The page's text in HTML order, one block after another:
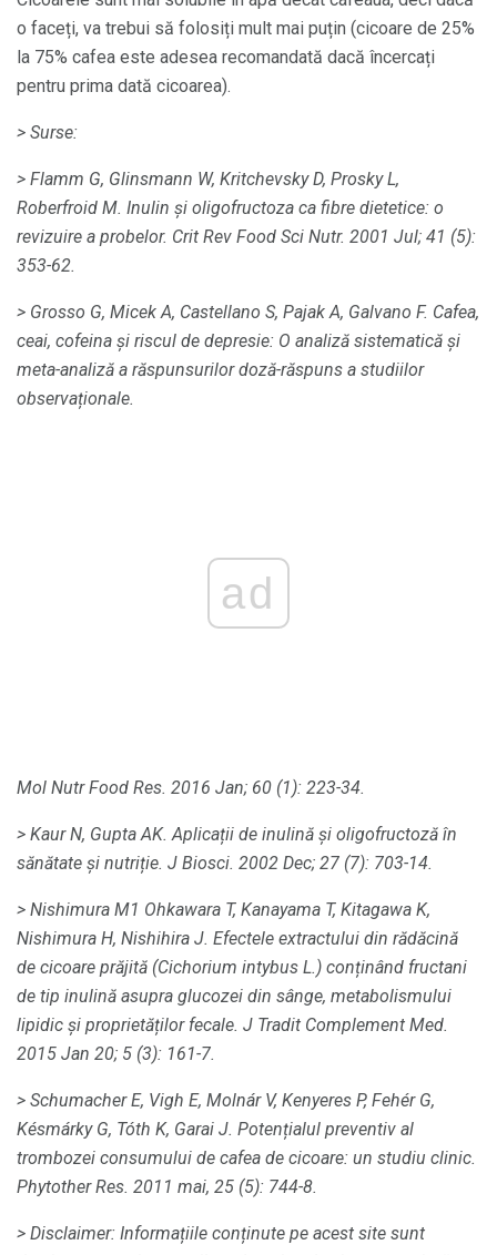
o faceți, va trebui să folosiți mult mai puțin (cicoare de 25%
la 75% cafea este adesea recomandată dacă încercați
pentru prima dată cicoarea).
> Surse:
> Flamm G, Glinsmann W, Kritchevsky D, Prosky L,
Roberfroid M. Inulin și oligofructoza ca fibre dietetice: o
revizuire a probelor. Crit Rev Food Sci Nutr. 2001 Jul; 41 (5):
353-62.
> Grosso G, Micek A, Castellano S, Pajak A, Galvano F. Cafea,
ceai, cofeina și riscul de depresie: O analiză sistematică și
meta-analiză a răspunsurilor doză-răspuns a studiilor
observaționale.
ad
Mol Nutr Food Res. 2016 Jan; 60 (1): 223-34.
> Kaur N, Gupta AK. Aplicații de inulină și oligofructoză în
sănătate și nutriție. J Biosci. 2002 Dec; 27 (7): 703-14.
> Nishimura M1 Ohkawara T, Kanayama T, Kitagawa K,
Nishimura H, Nishihira J. Efectele extractului din rădăcină
de cicoare prăjită (Cichorium intybus L.) conținând fructani
de tip inulină asupra glucozei din sânge, metabolismului
lipidic și proprietăților fecale. J Tradit Complement Med.
2015 Jan 20; 5 (3): 161-7.
> Schumacher E, Vigh E, Molnár V, Kenyeres P, Fehér G,
Késmárky G, Tóth K, Garai J. Potențialul preventiv al
trombozei consumului de cafea de cicoare: un studiu clinic.
Phytother Res. 2011 mai, 25 (5): 744-8.
> Disclaimer: Informațiile conținute pe acest site sunt